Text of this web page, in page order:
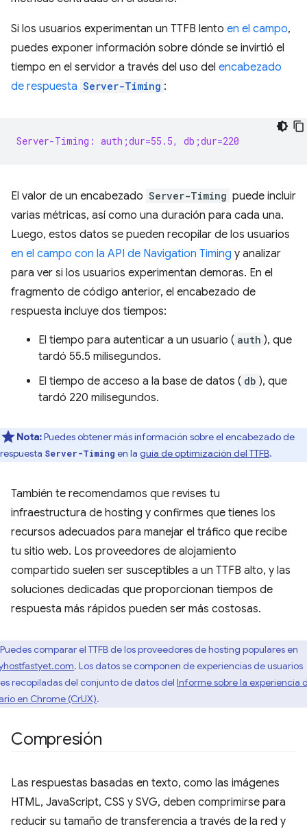
Si los usuarios experimentan un TTFB lento en el campo,
puedes exponer información sobre dónde se invirtió el
tiempo en el servidor a través del uso del encabezado
de respuesta Server-Timing :
Server-Timing: auth;dur=55.5, db;dur=220
El valor de un encabezado Server-Timing puede incluir
varias métricas, así como una duración para cada una.
Luego, estos datos se pueden recopilar de los usuarios
en el campo con la API de Navigation Timing y analizar
para ver si los usuarios experimentan demoras. En el
fragmento de código anterior, el encabezado de
respuesta incluye dos tiempos:
El tiempo para autenticar a un usuario ( auth ), que
tardó 55.5 milisegundos.
El tiempo de acceso a la base de datos ( db ), que
tardó 220 milisegundos.
Nota:Puedes obtener más información sobre el encabezado de
respuesta Server-Timing en la guía de optimización del TTFB.
También te recomendamos que revises tu
infraestructura de hosting y confirmes que tienes los
recursos adecuados para manejar el tráfico que recibe
tu sitio web. Los proveedores de alojamiento
compartido suelen ser susceptibles a un TTFB alto, y las
soluciones dedicadas que proporcionan tiempos de
respuesta más rápidos pueden ser más costosas.
Puedes comparar el TTFB de los proveedores de hosting populares en
. Los datos se componen de experiencias de usuarios
recopiladas del conjunto de datos del Informe sobre la experiencia
en Chrome (CrUX).
Compresión
Las respuestas basadas en texto, como las imágenes
HTML, JavaScript, CSS y SVG, deben comprimirse para
reducir su tamaño de transferencia a través de la red y